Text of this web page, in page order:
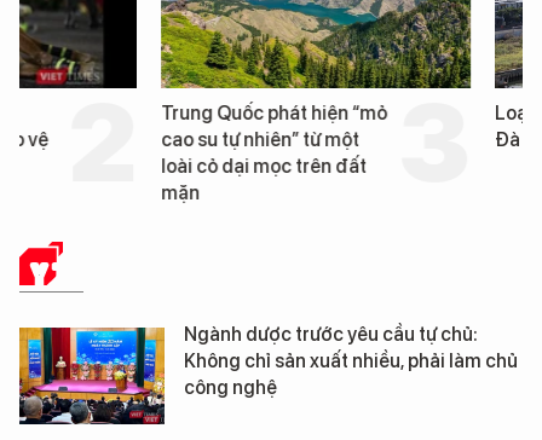
Trung Quốc phát hiện “mỏ
cao su tự nhiên” từ một
loài cỏ dại mọc trên đất
Loạt dự án bất động
Đà Nẵng sắp bị kiểm
Y TẾ
Ngành dược trước yêu cầu tự chủ:
Không chỉ sản xuất nhiều, phải làm chủ
công nghệ